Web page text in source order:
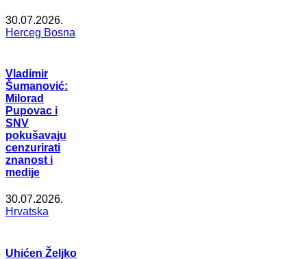
30.07.2026.
Herceg Bosna
Vladimir
Šumanović:
Milorad
Pupovac i
SNV
pokušavaju
cenzurirati
znanost i
medije
30.07.2026.
Hrvatska
Uhićen Željko